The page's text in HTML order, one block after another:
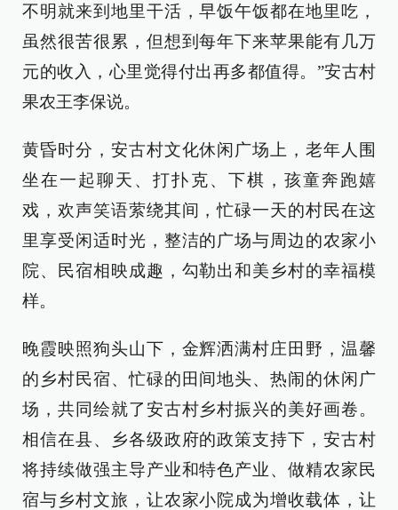
不明就来到地里干活，早饭午饭都在地里吃，
虽然很苦很累，但想到每年下来苹果能有几万
元的收入，心里觉得付出再多都值得。”安古村
果农王李保说。
黄昏时分，安古村文化休闲广场上，老年人围
坐在一起聊天、打扑克、下棋，孩童奔跑嬉
戏，欢声笑语萦绕其间，忙碌一天的村民在这
里享受闲适时光，整洁的广场与周边的农家小
院、民宿相映成趣，勾勒出和美乡村的幸福模
样。
晚霞映照狗头山下，金辉洒满村庄田野，温馨
的乡村民宿、忙碌的田间地头、热闹的休闲广
场，共同绘就了安古村乡村振兴的美好画卷。
相信在县、乡各级政府的政策支持下，安古村
将持续做强主导产业和特色产业、做精农家民
宿与乡村文旅，让农家小院成为增收载体，让